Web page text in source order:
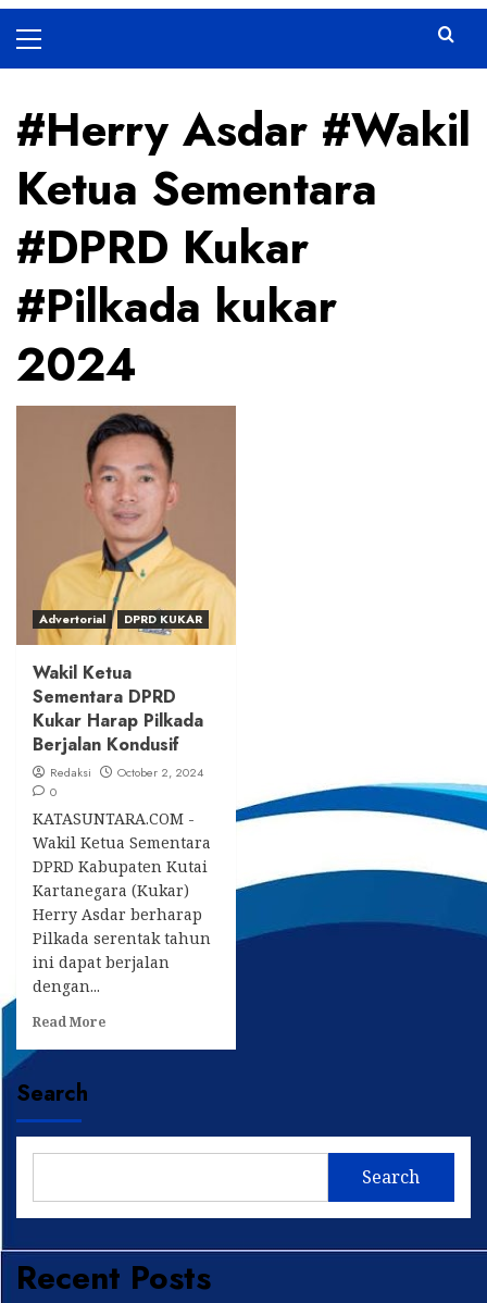
Menu
#Herry Asdar #Wakil
Ketua Sementara
#DPRD Kukar
#Pilkada kukar
2024
Advertorial DPRD KUKAR
Wakil Ketua
Sementara DPRD
Kukar Harap Pilkada
Berjalan Kondusif
Redaksi
October 2, 2024
0
KATASUNTARA.COM -
Wakil Ketua Sementara
DPRD Kabupaten Kutai
Kartanegara (Kukar)
Herry Asdar berharap
Pilkada serentak tahun
ini dapat berjalan
dengan...
Read MoreRead
DPRD
Pilkada
Kondusif
Search
Search
Recent Posts